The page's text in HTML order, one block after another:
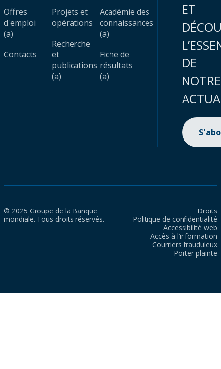
Offres
d'emploi
(a)
Contacts
Projets et
opérations
Recherche
et
publications
(a)
Académie des
connaissances
(a)
Fiche de
résultats
(a)
ET
DE
NOTRE
© 2025 Groupe de la Banque
mondiale. Tous droits réservés.
Droits
Politique de confidentialité
Accessibilité web
Accès à l’information
Courriers frauduleux
Porter plainte